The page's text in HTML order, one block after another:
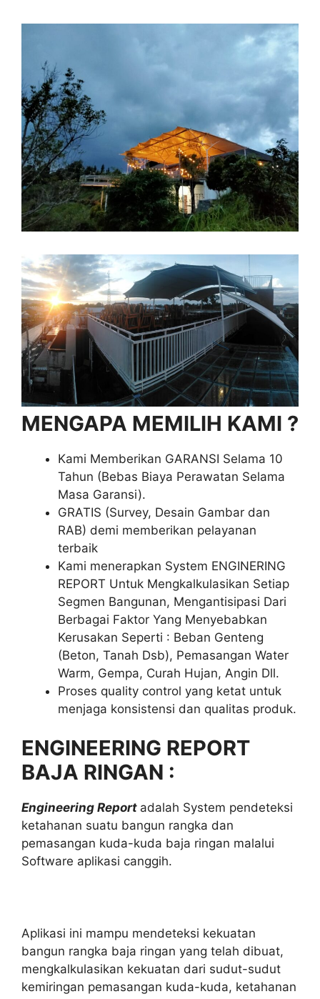
MENGAPA MEMILIH KAMI ?
Kami Memberikan GARANSI Selama 10
Tahun (Bebas Biaya Perawatan Selama
Masa Garansi).
GRATIS (Survey, Desain Gambar dan
RAB) demi memberikan pelayanan
terbaik
Kami menerapkan System ENGINERING
REPORT Untuk Mengkalkulasikan Setiap
Segmen Bangunan, Mengantisipasi Dari
Berbagai Faktor Yang Menyebabkan
Kerusakan Seperti : Beban Genteng
(Beton, Tanah Dsb), Pemasangan Water
Warm, Gempa, Curah Hujan, Angin Dll.
Proses quality control yang ketat untuk
menjaga konsistensi dan qualitas produk.
ENGINEERING REPORT
BAJA RINGAN :
Engineering Report adalah System pendeteksi
ketahanan suatu bangun rangka dan
pemasangan kuda-kuda baja ringan malalui
Software aplikasi canggih.
Aplikasi ini mampu mendeteksi kekuatan
bangun rangka baja ringan yang telah dibuat,
mengkalkulasikan kekuatan dari sudut-sudut
kemiringan pemasangan kuda-kuda, ketahanan